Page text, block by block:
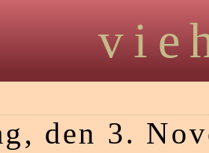
den 3.